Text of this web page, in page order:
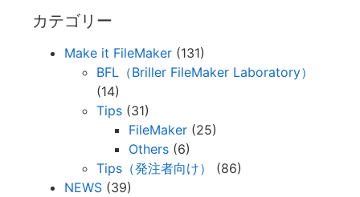
カテゴリー
Make it FileMaker (131)
BFL（Briller FileMaker Laboratory）
(14)
Tips (31)
FileMaker (25)
Others (6)
Tips（発注者向け）
(86)
NEWS (39)